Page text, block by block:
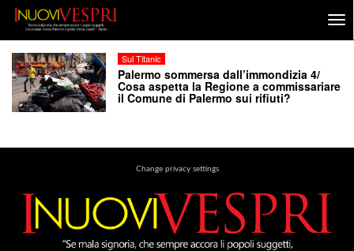
Sul Titanic
Palermo sommersa dall’immondizia 4/
Cosa aspetta la Regione a commissariare
il Comune di Palermo sui rifiuti?
Change privacy settings